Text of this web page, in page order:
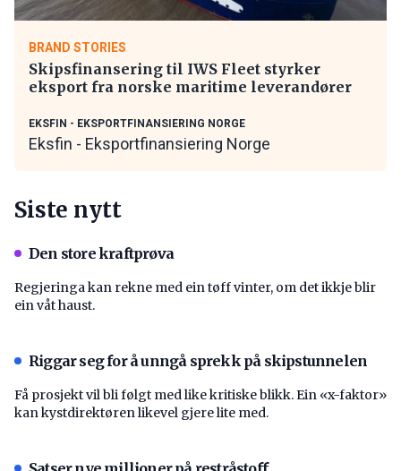
BRAND STORIES
Skipsfinansering til IWS Fleet styrker
eksport fra norske maritime leverandører
EKSFIN - EKSPORTFINANSIERING NORGE
Eksfin - Eksportfinansiering Norge
Siste nytt
Den store kraftprøva
Regjeringa kan rekne med ein tøff vinter, om det ikkje blir
ein våt haust.
Riggar seg for å unngå sprekk på skipstunnelen
Få prosjekt vil bli følgt med like kritiske blikk. Ein «x-faktor»
kan kystdirektøren likevel gjere lite med.